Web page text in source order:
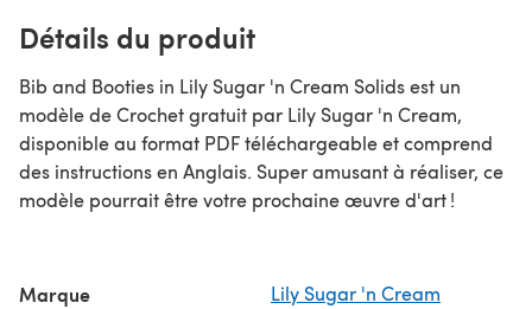
Détails du produit
Bib and Booties in Lily Sugar 'n Cream Solids est un
modèle de Crochet gratuit par Lily Sugar 'n Cream,
disponible au format PDF téléchargeable et comprend
des instructions en Anglais. Super amusant à réaliser, ce
modèle pourrait être votre prochaine œuvre d'art !
Marque Lily Sugar 'n Cream